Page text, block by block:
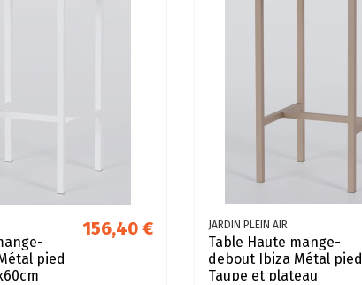
pied
156,40 € JARDIN PLEIN AIR
Table Haute mange-
debout Ibiza Métal pied
Taupe et plateau